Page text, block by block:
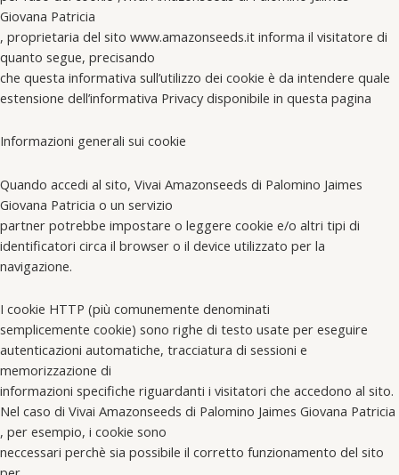
Giovana Patricia
, proprietaria del sito www.amazonseeds.it informa il visitatore di
quanto segue, precisando
che questa informativa sull’utilizzo dei cookie è da intendere quale
estensione dell’informativa Privacy disponibile in questa pagina
Informazioni generali sui cookie
Quando accedi al sito, Vivai Amazonseeds di Palomino Jaimes
Giovana Patricia o un servizio
partner potrebbe impostare o leggere cookie e/o altri tipi di
identificatori circa il browser o il device utilizzato per la
navigazione.
I cookie HTTP (più comunemente denominati
semplicemente cookie) sono righe di testo usate per eseguire
autenticazioni automatiche, tracciatura di sessioni e
memorizzazione di
informazioni specifiche riguardanti i visitatori che accedono al sito.
Nel caso di Vivai Amazonseeds di Palomino Jaimes Giovana Patricia
, per esempio, i cookie sono
neccessari perchè sia possibile il corretto funzionamento del sito